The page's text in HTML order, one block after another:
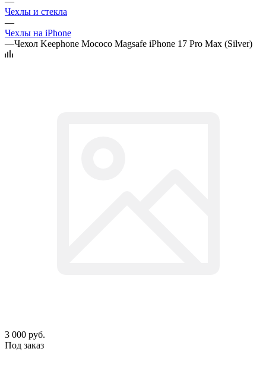
Чехлы и стекла
—
Чехлы на iPhone
—Чехол Keephone Mococo Magsafe iPhone 17 Pro Max (Silver)
3 000 руб.
Под заказ